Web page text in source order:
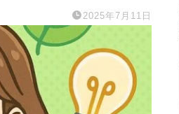
2025年7月11日